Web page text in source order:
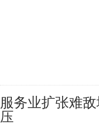
服务业扩张难
压